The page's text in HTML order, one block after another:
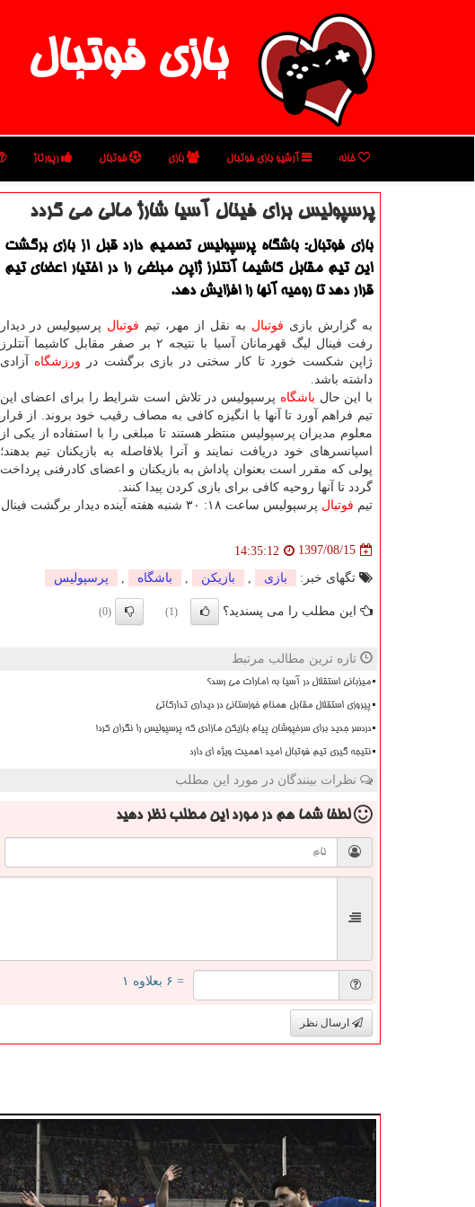
بازی فوتبال
خانه آرشیو بازی فوتبال بازی فوتبال رپورتاژ
پرسپولیس برای فینال آسیا شارژ مالی می گردد
بازی فوتبال: باشگاه پرسپولیس تصمیم دارد قبل از بازی برگشت
این تیم مقابل كاشیما آنتلرز ژاپن مبلغی را در اختیار اعضای تیم
قرار دهد تا روحیه آنها را افزایش دهد.
به گزارش بازی فوتبال به نقل از مهر، تیم فوتبال پرسپولیس در دیدار
رفت فینال لیگ قهرمانان آسیا با نتیجه ۲ بر صفر مقابل كاشیما آنتلرز
ژاپن شكست خورد تا كار سختی در بازی برگشت در ورزشگاه آزادی
داشته باشد.
با این حال باشگاه پرسپولیس در تلاش است شرایط را برای اعضای این
تیم فراهم آورد تا آنها با انگیزه كافی به مصاف رقیب خود بروند. از قرار
معلوم مدیران پرسپولیس منتظر هستند تا مبلغی را با استفاده از یكی از
اسپانسرهای خود دریافت نمایند و آنرا بلافاصله به بازیكنان تیم بدهند؛
پولی كه مقرر است بعنوان پاداش به بازیكنان و اعضای كادرفنی پرداخت
گردد تا آنها روحیه كافی برای بازی كردن پیدا كنند.
تیم فوتبال پرسپولیس ساعت ۱۸: ۳۰ شنبه هفته آینده دیدار برگشت فینال لیگ قهرمانان آسیا را مقابل كاشیما آنتلرز ژاپن برگزار می نماید.
1397/08/15
14:35:12
تگهای خبر: بازی بازیكن باشگاه پرسپولیس
این مطلب را می پسندید؟ (1)
(0)
تازه ترین مطالب مرتبط
میزبانی استقلال در آسیا به امارات می رسد؟
پیروزی استقلال مقابل همنام خوزستانی در دیداری تدارکاتی
دردسر جدید برای سرخپوشان پیام بازیکن مازادی که پرسپولیس را نگران کرد!
نتیجه گیری تیم فوتبال امید اهمیت ویژه ای دارد
نظرات بینندگان در مورد این مطلب
لطفا شما همدر مورد این مطلب نظر دهید
= ۶ بعلاوه ۱
ارسال نظر